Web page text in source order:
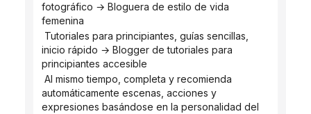
fotográfico → Bloguera de estilo de vida
femenina
inicio rápido → Blogger de tutoriales para
principiantes accesible
automáticamente escenas, acciones y
expresiones basándose en la personalidad del